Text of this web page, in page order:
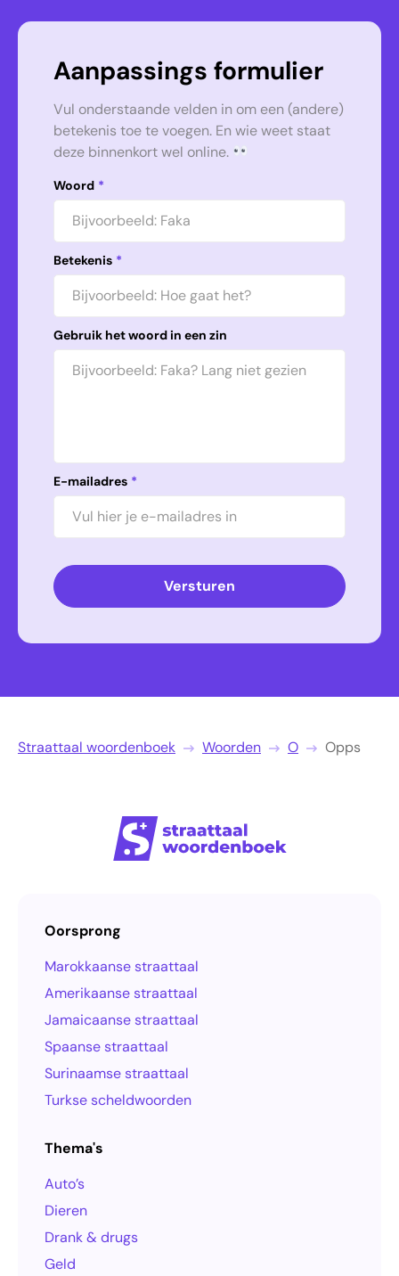
Aanpassings formulier
Vul onderstaande velden in om een (andere)
betekenis toe te voegen. En wie weet staat
deze binnenkort wel online.
Woord *
Betekenis *
Gebruik het woord in een zin
E-mailadres *
Versturen
Straattaal woordenboek Woorden O Opps
Oorsprong
Marokkaanse straattaal
Amerikaanse straattaal
Jamaicaanse straattaal
Spaanse straattaal
Surinaamse straattaal
Turkse scheldwoorden
Thema's
Auto’s
Dieren
Drank & drugs
Geld